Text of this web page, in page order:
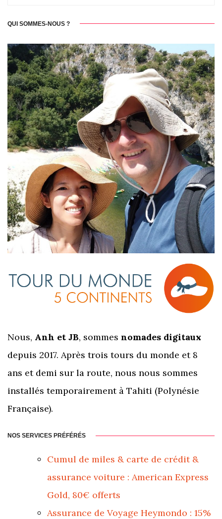
QUI SOMMES-NOUS ?
Nous, Anh et JB, sommes nomades digitaux
depuis 2017. Après trois tours du monde et 8
ans et demi sur la route, nous nous sommes
installés temporairement à Tahiti (Polynésie
Française).
NOS SERVICES PRÉFÉRÉS
Cumul de miles & carte de crédit &
assurance voiture : American Express
Gold, 80€ offerts
Assurance de Voyage Heymondo : 15%